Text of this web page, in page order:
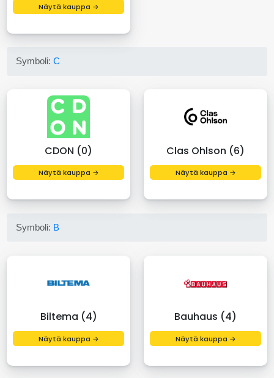
Näytä kauppa →
Symboli:C
CDON (0)
Näytä kauppa →
Clas Ohlson (6)
Näytä kauppa →
Symboli: B
Biltema (4)
Näytä kauppa →
Bauhaus (4)
Näytä kauppa →